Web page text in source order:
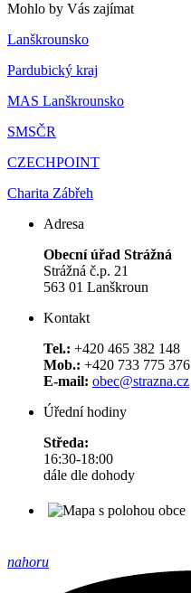
Mohlo by Vás zajímat
Lanškrounsko
Pardubický kraj
MAS Lanškrounsko
SMSČR
CZECHPOINT
Charita Zábřeh
Adresa
Obecní úřad Strážná
Strážná č.p. 21
563 01 Lanškroun
Kontakt
Tel.: +420 465 382 148
Mob.: +420 733 775 376
E-mail: obec@strazna.cz
Úřední hodiny
Středa:
16:30-18:00
dále dle dohody
nahoru